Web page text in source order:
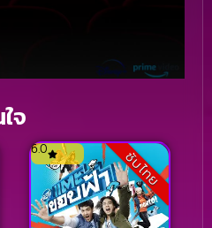
จ
ซับไทย
6.0